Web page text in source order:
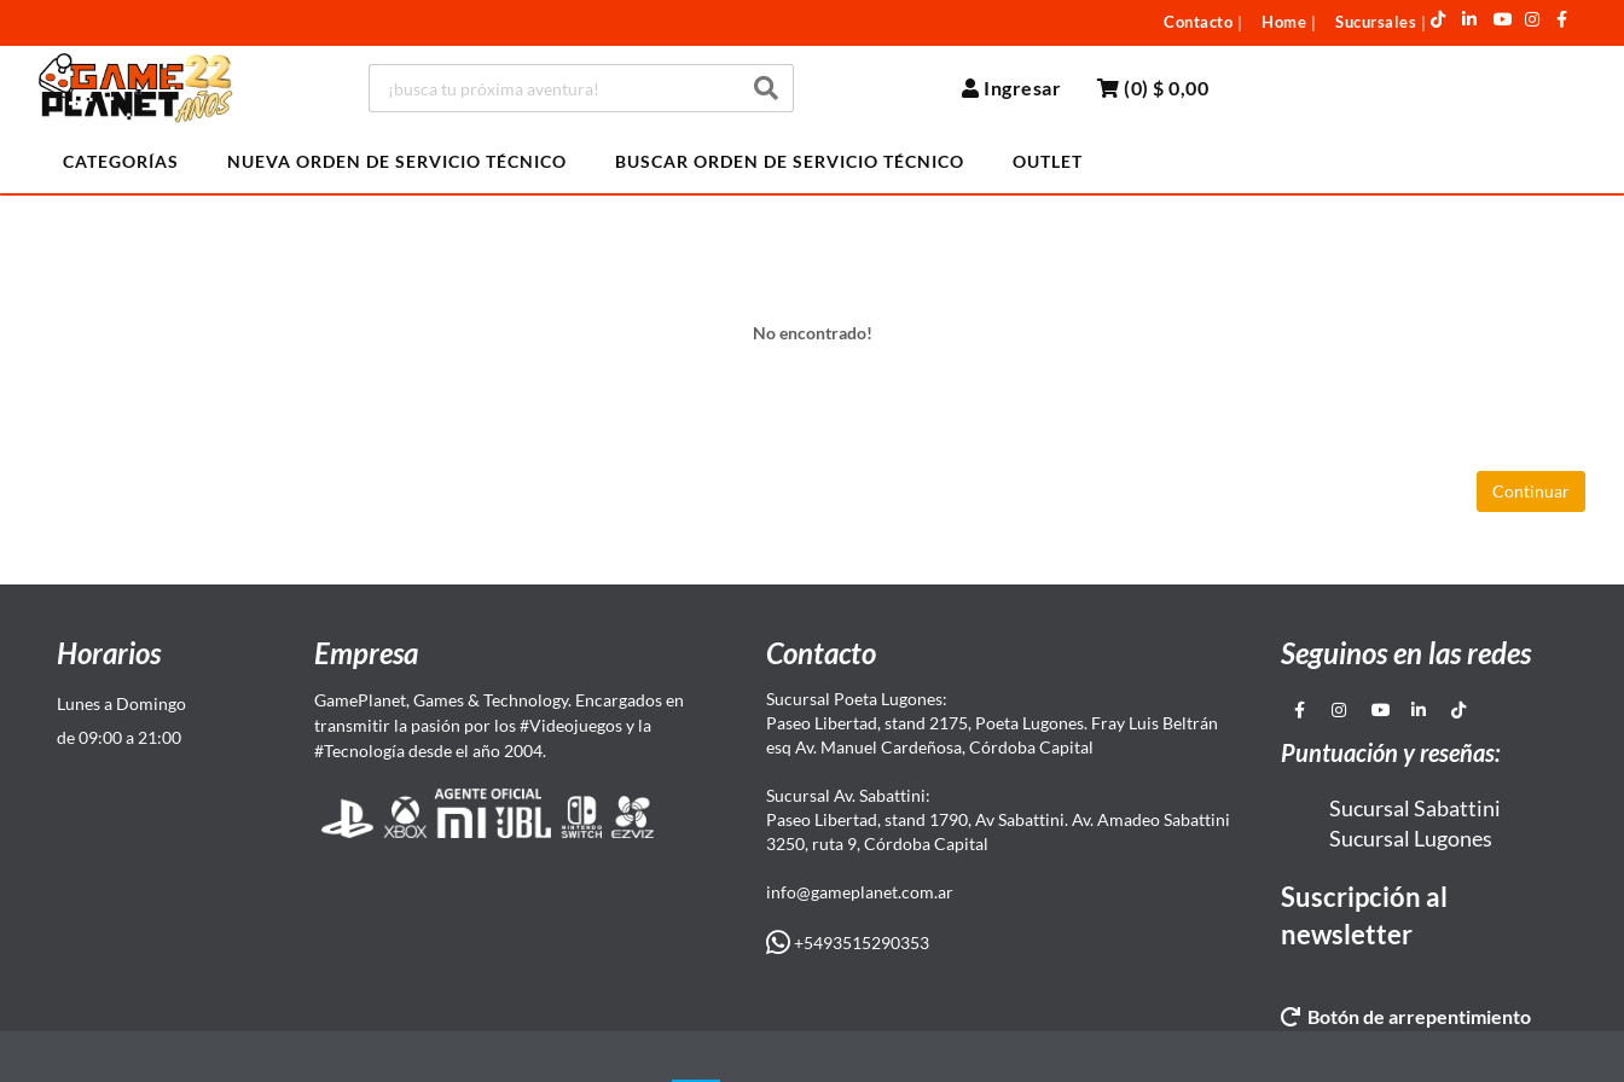
Contacto Home Sucursales
Ingresar (0)$ 0,00
CATEGORÍAS NUEVA ORDEN DE SERVICIO TÉCNICO BUSCAR ORDEN DE SERVICIO TÉCNICO OUTLET
No encontrado!
Continuar
Horarios
Lunes a Domingo
de 09:00 a 21:00
Empresa
GamePlanet, Games & Technology. Encargados en
transmitir la pasión por los #Videojuegos y la
#Tecnología desde el año 2004.
Contacto
Sucursal Poeta Lugones:
Paseo Libertad, stand 2175, Poeta Lugones. Fray Luis Beltrán
esq Av. Manuel Cardeñosa, Córdoba Capital
Sucursal Av. Sabattini:
Paseo Libertad, stand 1790, Av Sabattini. Av. Amadeo Sabattini
3250, ruta 9, Córdoba Capital
info@gameplanet.com.ar
+5493515290353
Seguinos en las redes
Puntuación y reseñas:
Sucursal Sabattini
Sucursal Lugones
Suscripción al
newsletter
Botón de arrepentimiento